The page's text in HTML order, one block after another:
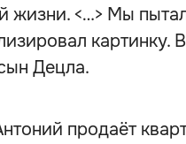
жизни. <…> Мы
картинку.
Децла.
продаёт